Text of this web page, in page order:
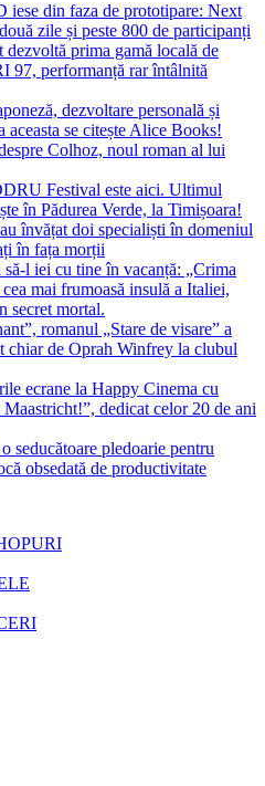
iese din faza de prototipare: Next
zile și peste 800 de participanți
prima gamă locală de
97, performanță rar întâlnită
dezvoltare personală și
aceasta se citește Alice Books!
Colhoz, noul roman al lui
Festival este aici. Ultimul
în Pădurea Verde, la Timișoara!
învățat doi specialiști în domeniul
în fața morții
l iei cu tine în vacanță: „Crima
mai frumoasă insulă a Italiei,
secret mortal.
romanul „Stare de visare” a
chiar de Oprah Winfrey la clubul
ecrane la Happy Cinema cu
dedicat celor 20 de ani
seducătoare pledoarie pentru
obsedată de productivitate